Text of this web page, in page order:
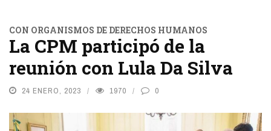
CON ORGANISMOS DE DERECHOS HUMANOS
La CPM participó de la
reunión con Lula Da Silva
24 ENERO, 2023 1970 0